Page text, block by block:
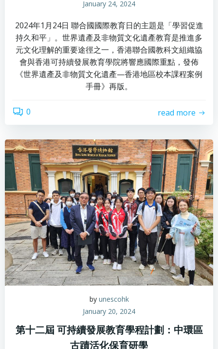
January 24, 2024
2024年1月24日 聯合國國際教育日的主題是「學習促進
持久和平」。世界遺產及非物質文化遺產教育是推進多
元文化理解的重要途徑之一，香港聯合國教科文組織協
會與香港可持續發展教育學院將響應國際重點，發佈
《世界遺產及非物質文化遺產—香港地區校本課程案例
手冊》再版。
0 read more
by unescohk
January 20, 2024
第十二屆 可持續發展教育學程計劃：中環區
古蹟活化保育研學